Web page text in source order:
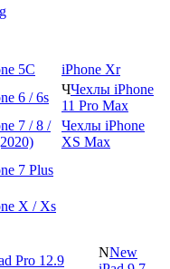
5C
iPhone Xr
6 / 6s
ЧЧехлы iPhone
11 Pro Max
7 / 8 /
Чехлы iPhone
XS Max
7 Plus
X / Xs
Pro 12.9
NNew